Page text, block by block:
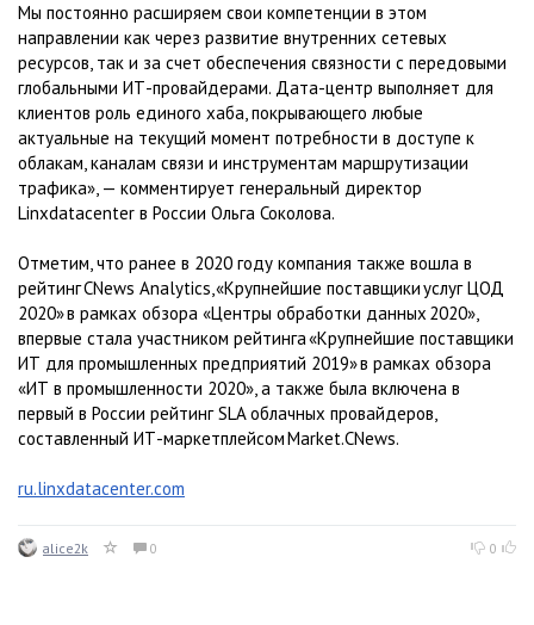
Мы постоянно расширяем свои компетенции в этом
направлении как через развитие внутренних сетевых
ресурсов, так и за счет обеспечения связности с передовыми
глобальными ИТ-провайдерами. Дата-центр выполняет для
клиентов роль единого хаба, покрывающего любые
актуальные на текущий момент потребности в доступе к
облакам, каналам связи и инструментам маршрутизации
трафика», — комментирует генеральный директор
Linxdatacenter в России Ольга Соколова.
Отметим, что ранее в 2020 году компания также вошла в
рейтинг CNews Analytics, «Крупнейшие поставщики услуг ЦОД
2020» в рамках обзора «Центры обработки данных 2020»,
впервые стала участником рейтинга «Крупнейшие поставщики
ИТ для промышленных предприятий 2019» в рамках обзора
«ИТ в промышленности 2020», а также была включена в
первый в России рейтинг SLA облачных провайдеров,
составленный ИТ-маркетплейсом Market.CNews.
ru.linxdatacenter.com
alice2k 0 0